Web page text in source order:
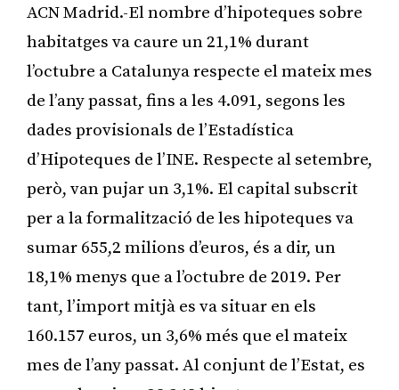
ACN Madrid.-El nombre d’hipoteques sobre
habitatges va caure un 21,1% durant
l’octubre a Catalunya respecte el mateix mes
de l’any passat, fins a les 4.091, segons les
dades provisionals de l’Estadística
d’Hipoteques de l’INE. Respecte al setembre,
però, van pujar un 3,1%. El capital subscrit
per a la formalització de les hipoteques va
sumar 655,2 milions d’euros, és a dir, un
18,1% menys que a l’octubre de 2019. Per
tant, l’import mitjà es va situar en els
160.157 euros, un 3,6% més que el mateix
mes de l’any passat. Al conjunt de l’Estat, es